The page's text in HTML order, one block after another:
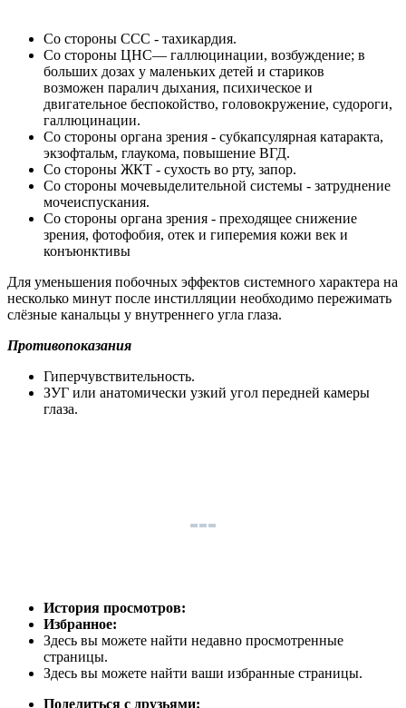
Со стороны ССС - тахикардия.
Со стороны ЦНС— галлюцинации, возбуждение; в
больших дозах у маленьких детей и стариков
возможен паралич дыхания, психическое и
двигательное беспокойство, головокружение, судороги,
галлюцинации.
Со стороны органа зрения - субкапсулярная катаракта,
экзофтальм, глаукома, повышение ВГД.
Со стороны ЖКТ - сухость во рту, запор.
Со стороны мочевыделительной системы - затруднение
мочеиспускания.
Со стороны органа зрения - преходящее снижение
зрения, фотофобия, отек и гиперемия кожи век и
конъюнктивы
Для уменьшения побочных эффектов системного характера на
несколько минут после инстилляции необходимо пережимать
слёзные канальцы у внутреннего угла глаза.
Противопоказания
Гиперчувствительность.
ЗУГ или анатомически узкий угол передней камеры
глаза.
История просмотров:
Избранное:
Здесь вы можете найти недавно просмотренные
страницы.
Здесь вы можете найти ваши избранные страницы.
Поделиться с друзьями: